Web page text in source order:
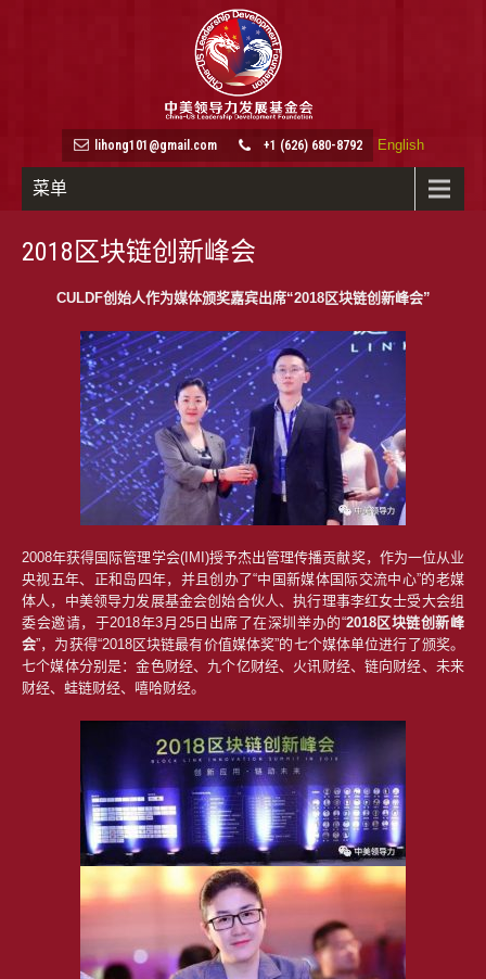
lihong101@gmail.com +1 (626) 680-8792 English
菜单
2018区块链创新峰会
CULDF创始人作为媒体颁奖嘉宾出席“2018区块链创新峰会”
2008年获得国际管理学会(IMI)授予杰出管理传播贡献奖，作为一位从业
央视五年、正和岛四年，并且创办了“中国新媒体国际交流中心”的老媒
体人，中美领导力发展基金会创始合伙人、执行理事李红女士受大会组
委会邀请，于2018年3月25日出席了在深圳举办的“2018区块链创新峰
会”，为获得“2018区块链最有价值媒体奖”的七个媒体单位进行了颁奖。
七个媒体分别是：金色财经、九个亿财经、火讯财经、链向财经、未来
财经、蛙链财经、嘻哈财经。